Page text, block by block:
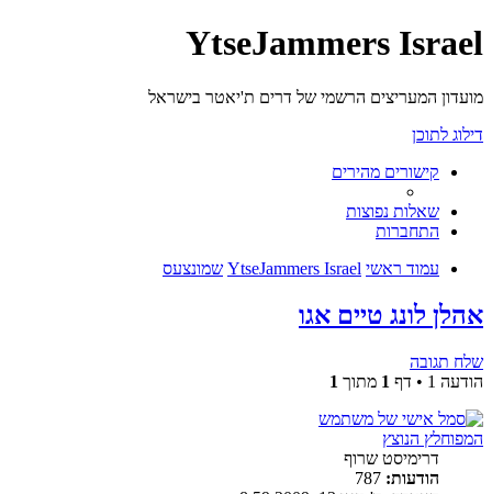
YtseJammers Israel
מועדון המעריצים הרשמי של דרים ת'יאטר בישראל
דילוג לתוכן
קישורים מהירים
שאלות נפוצות
התחברות
עמוד ראשי YtseJammers Israel שמונצעס
אהלן לונג טיים אגו
שלח תגובה
הודעה 1 • דף
1 מתוך 1
המפוחלץ הנוצץ
דרימיסט שרוף
הודעות: